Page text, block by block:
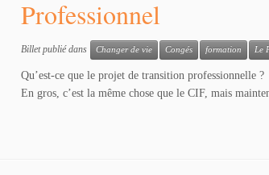
Professionnel
Billet publié dans Changer de vie Congés formation Le
Qu’est-ce que le projet de transition professionnelle ?
En gros, c’est la même chose que le CIF, mais